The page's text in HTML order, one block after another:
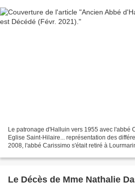
Le patronage d'Halluin vers 1955 avec l'abbé Carissimo.
Eglise Saint-Hilaire... représentation des
2008, l'abbé Carissimo s'était retiré à
Le Décès de Mme Nathalie